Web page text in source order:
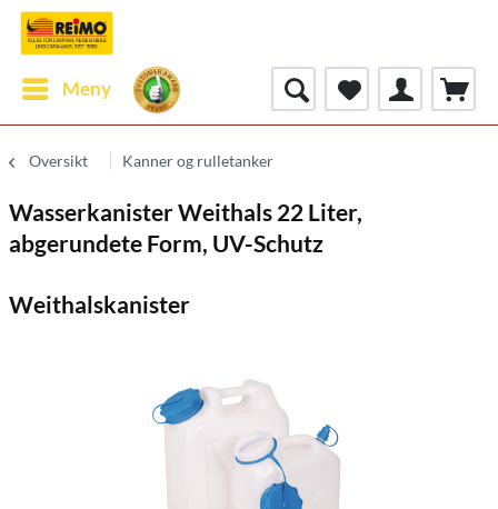
Meny
Oversikt Kanner og rulletanker
Wasserkanister Weithals 22 Liter,
abgerundete Form, UV-Schutz
Weithalskanister